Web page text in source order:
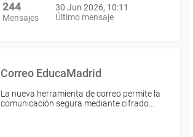
244
Mensajes
30 Jun 2026, 10:11
Último mensaje
Correo EducaMadrid
La nueva herramienta de correo permite la
comunicación segura mediante cifrado…